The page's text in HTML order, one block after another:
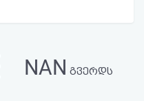
NAN გვერდს